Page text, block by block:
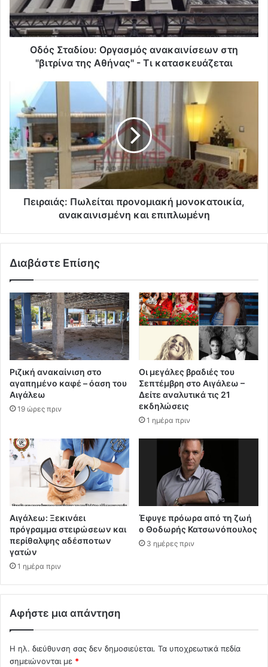
Οδός Σταδίου: Οργασμός ανακαινίσεων στη
"βιτρίνα της Αθήνας" - Τι κατασκευάζεται
Πειραιάς: Πωλείται προνομιακή μονοκατοικία,
ανακαινισμένη και επιπλωμένη
Διαβάστε Επίσης
Ριζική ανακαίνιση στο
αγαπημένο καφέ – όαση του
Αιγάλεω
19 ώρες πριν
Οι μεγάλες βραδιές του
Σεπτέμβρη στο Αιγάλεω –
Δείτε αναλυτικά τις 21
εκδηλώσεις
1 ημέρα πριν
Αιγάλεω: Ξεκινάει
πρόγραμμα στειρώσεων και
περίθαλψης αδέσποτων
γατών
1 ημέρα πριν
Έφυγε πρόωρα από τη ζωή
ο Θοδωρής Κατσωνόπουλος
3 ημέρες πριν
Αφήστε μια απάντηση
Η ηλ. διεύθυνση σας δεν δημοσιεύεται. Τα υποχρεωτικά πεδία
σημειώνονται με *